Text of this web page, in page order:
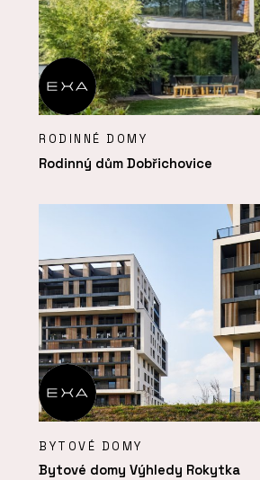
RODINNÉ DOMY
Rodinný dům Dobřichovice
BYTOVÉ DOMY
Bytové domy Výhledy Rokytka